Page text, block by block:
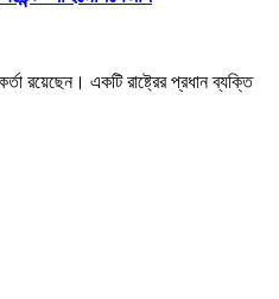
রয়েছেন। একটি রাষ্ট্রের প্রধান ব্যক্তি